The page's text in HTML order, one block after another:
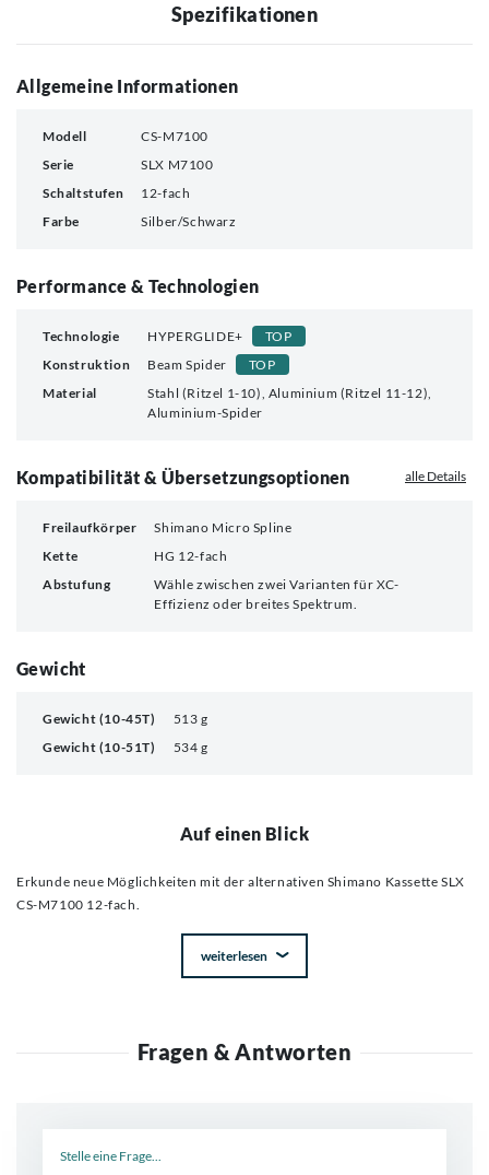
Spezifikationen
Allgemeine Informationen
Modell
CS-M7100
Serie
SLX M7100
Schaltstufen
12-fach
Farbe
Silber/Schwarz
Performance & Technologien
Technologie HYPERGLIDE+
TOP
Konstruktion
Beam Spider
TOP
Material
Stahl (Ritzel 1-10), Aluminium (Ritzel 11-12),
Aluminium-Spider
Kompatibilität & Übersetzungsoptionen alle Details
Freilaufkörper
Shimano Micro Spline
Kette
HG 12-fach
Abstufung
Wähle zwischen zwei Varianten für XC-
Effizienz oder breites Spektrum.
Gewicht
Gewicht (10-45T)
513 g
Gewicht (10-51T)
534 g
Auf einen Blick
Erkunde neue Möglichkeiten mit der alternativen Shimano Kassette SLX
CS-M7100 12-fach.
weiterlesen
Fragen & Antworten